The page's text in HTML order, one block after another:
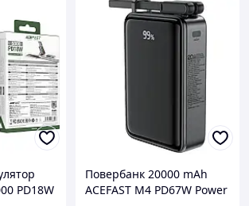
PD18W
Повербанк 20000 mAh
ACEFAST M4 PD67W Power